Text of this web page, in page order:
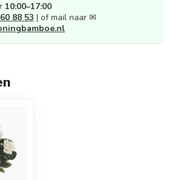
10:00–17:00
88 53 | of mail naar ✉